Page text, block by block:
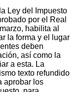
Ley del Impuesto
por el Real
habilita al
la forma y el lugar
deben
así como la
a esta. La
texto refundido
aprobar los